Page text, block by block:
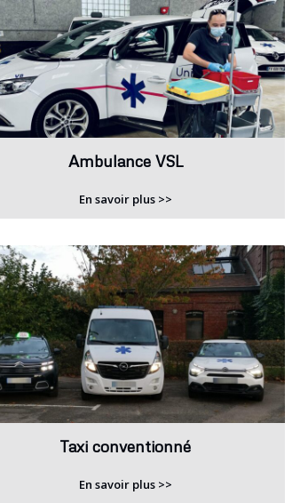
Ambulance VSL
En savoir plus >>
Taxi conventionné
En savoir plus >>